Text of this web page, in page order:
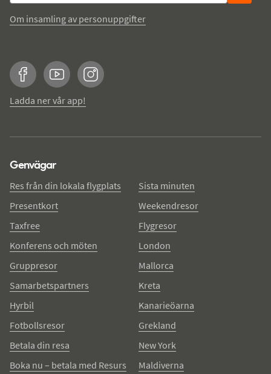
Om insamling av personuppgifter
FacebookYouTubeInstagram
Ladda ner vår app!
Genvägar
Res från din lokala flygplats
Presentkort
Taxfree
Konferens och möten
Gruppresor
Samarbetspartners
Hyrbil
Fotbollsresor
Betala din resa
Boka nu – betala med Resurs
Sista minuten
Weekendresor
Flygresor
London
Mallorca
Kreta
Kanarieöarna
Grekland
New York
Maldiverna